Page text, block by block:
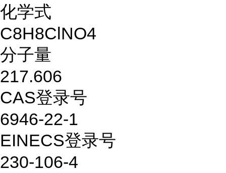
化学式
C8H8ClNO4
分子量
217.606
CAS登录号
6946-22-1
EINECS登录号
230-106-4